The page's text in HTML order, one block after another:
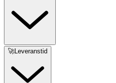
🚀Leveranstid